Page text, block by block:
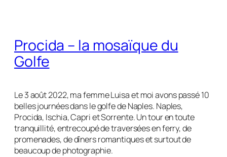
Procida – la mosaïque du
Golfe
Le 3 août 2022, ma femme Luisa et moi avons passé 10
belles journées dans le golfe de Naples. Naples,
Procida, Ischia, Capri et Sorrente. Un tour en toute
tranquillité, entrecoupé de traversées en ferry, de
promenades, de dîners romantiques et surtout de
beaucoup de photographie.